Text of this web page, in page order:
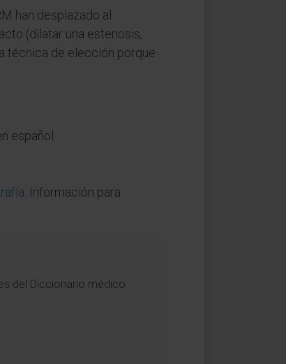
han desplazado al
(dilatar una estenosis,
técnica de elección porque
español.
. Información para
del Diccionario médico: